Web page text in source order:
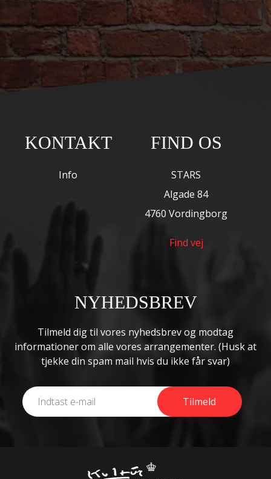
KONTAKT
Info
FIND OS
STARS
Algade 84
4760 Vordingborg
Find vej
NYHEDSBREV
Tilmeld dig til vores nyhedsbrev og modtag
informationer om alle vores arrangementer. (Husk at
tjekke din spam mail hvis du ikke får svar)